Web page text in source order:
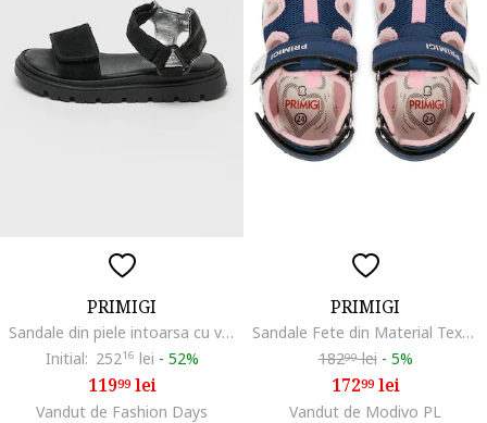
PRIMIGI
Sandale din piele intoarsa cu velcro, Negru stins
Initial: 25216 lei - 52%
11999lei
Vandut de Fashion Days
PRIMIGI
Sandale Fete din Material Textil, Roz/Albastru
18299lei - 5%
17299lei
Vandut de Modivo PL